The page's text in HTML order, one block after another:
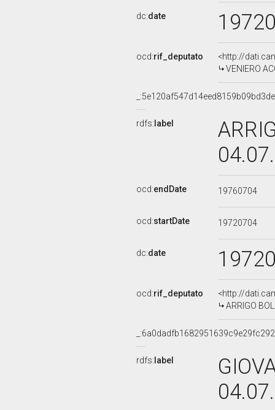
dc:date
ocd:rif_deputato
<http://
VENIERO
rdfs: label
ocd:endDate 19760704
ocd:startDate 19720704
dc:date
ocd:rif_deputato
<http://
ARRIGO
rdfs: label